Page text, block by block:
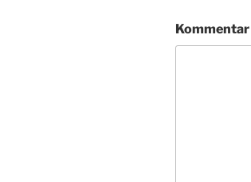
Kommentar